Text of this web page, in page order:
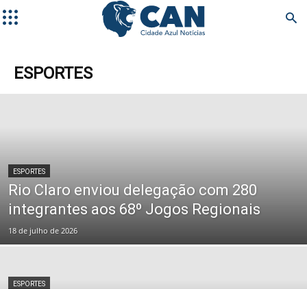
ESPORTES
ESPORTES
Rio Claro enviou delegação com 280
integrantes aos 68º Jogos Regionais
18 de julho de 2026
ESPORTES